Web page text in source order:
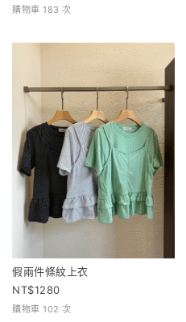
購物車 183 次
假兩件條紋上衣
1280
購物車 102 次